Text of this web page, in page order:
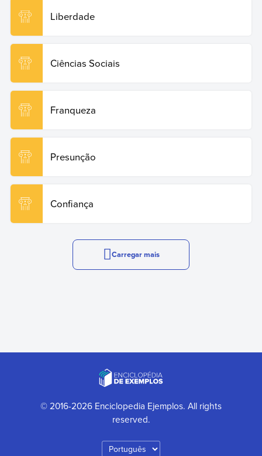
Liberdade
Ciências Sociais
Franqueza
Presunção
Confiança
Carregar mais
© 2016-2026 Enciclopedia Ejemplos. All rights
reserved.